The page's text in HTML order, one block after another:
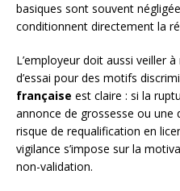
basiques sont souvent
conditionnent directement la
L’employeur doit aussi veiller
d’essai pour des motifs
française est claire : si la
annonce de grossesse ou une
risque de requalification en
vigilance s’impose sur la
non-validation.